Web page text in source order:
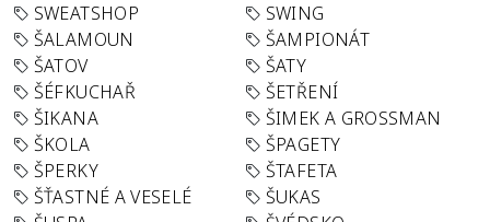
SWEATSHOP
SWING
ŠALAMOUN
ŠAMPIONÁT
ŠATOV
ŠATY
ŠÉFKUCHAŘ
ŠETŘENÍ
ŠIKANA
ŠIMEK A GROSSMAN
ŠKOLA
ŠPAGETY
ŠPERKY
ŠTAFETA
ŠŤASTNÉ A VESELÉ
ŠUKAS